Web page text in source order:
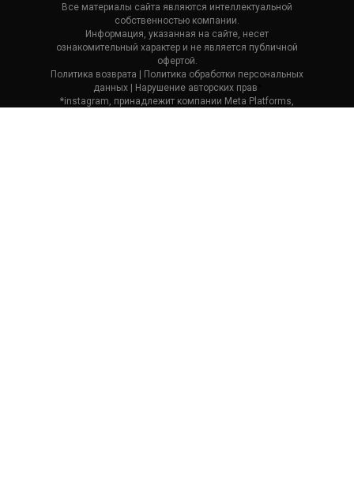
Все материалы сайта являются интеллектуальной
собственностью компании.
Информация, указанная на сайте, несет
ознакомительный характер и не является публичной
офертой.
Политика возврата | Политика обработки персональных
данных | Нарушение авторских прав
*instagram, принадлежит компании Meta Platforms,